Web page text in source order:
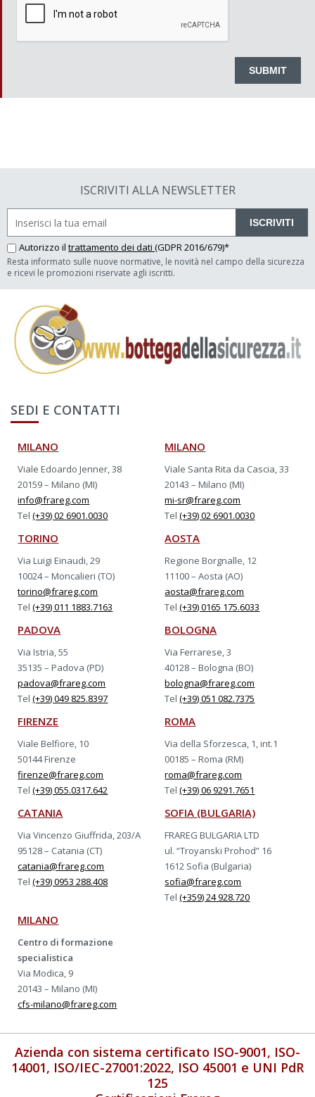
ISCRIVITI ALLA NEWSLETTER
ISCRIVITI
Autorizzo il trattamento dei dati (GDPR 2016/679)*
Resta informato sulle nuove normative, le novità nel campo della sicurezza
e ricevi le promozioni riservate agli iscritti.
SEDI E CONTATTI
MILANO
Viale Edoardo Jenner, 38
20159 – Milano (MI)
info@frareg.com
Tel(+39) 02 6901.0030
MILANO
Viale Santa Rita da Cascia, 33
20143 – Milano (MI)
mi-sr@frareg.com
Tel(+39) 02 6901.0030
TORINO
Via Luigi Einaudi, 29
10024 – Moncalieri (TO)
torino@frareg.com
Tel(+39) 011 1883.7163
AOSTA
Regione Borgnalle, 12
11100 – Aosta (AO)
aosta@frareg.com
Tel(+39) 0165 175.6033
PADOVA
Via Istria, 55
35135 – Padova (PD)
padova@frareg.com
Tel(+39) 049 825.8397
BOLOGNA
Via Ferrarese, 3
40128 – Bologna (BO)
bologna@frareg.com
Tel(+39) 051 082.7375
FIRENZE
Viale Belfiore, 10
50144 Firenze
firenze@frareg.com
Tel(+39) 055.0317.642
ROMA
Via della Sforzesca, 1, int.1
00185 – Roma (RM)
roma@frareg.com
Tel(+39) 06 9291.7651
CATANIA
Via Vincenzo Giuffrida, 203/A
95128 – Catania (CT)
catania@frareg.com
Tel(+39) 0953 288.408
SOFIA (BULGARIA)
FRAREG BULGARIA LTD
ul. “Troyanski Prohod” 16
1612 Sofia (Bulgaria)
sofia@frareg.com
Tel(+359) 24 928.720
MILANO
Centro di formazione
specialistica
Via Modica, 9
20143 – Milano (MI)
cfs-milano@frareg.com
Azienda con sistema certificato ISO-9001, ISO-
14001, ISO/IEC-27001:2022, ISO 45001 e UNI PdR
125